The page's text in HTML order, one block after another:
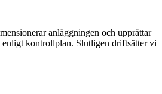
anläggningen och upprättar
enligt kontrollplan. Slutligen driftsätter vi